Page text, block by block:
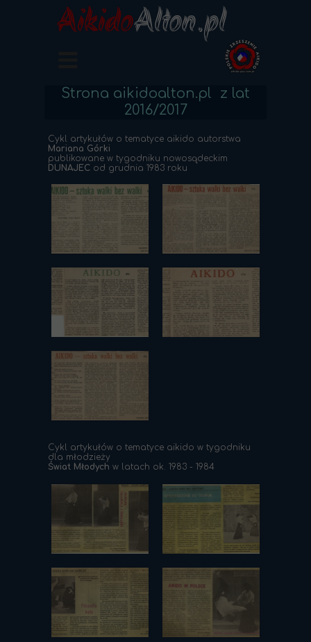
Strona aikidoalton.pl z lat
2016/2017
Cykl artykułów o tematyce aikido w tygodniku
dla młodzieży
Świat Młodych w latach ok. 1983 - 1984
Cykl artykułów o tematyce aikido autorstwa
Mariana Górki
publikowane w tygodniku nowosądeckim
DUNAJEC od grudnia 1983 roku
AikidoAlton.pl